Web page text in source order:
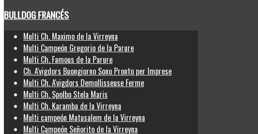
BULLDOG FRANCÉS
Multi Ch. Maximo de la Virreyna
Multi Campeón Gregorio de la Parure
Multi Ch. Famous de la Parure
Ch. A'vigdors Buongiorno Sono Pronto per Imprese
Multi Ch. A'vigdors Demollisseuse Ferme
Multi Ch. Spolbo Stela Maris
Multi Ch. Karamba de la Virreyna
Multi campeón Matusalem de la Virreyna
Multi Campeón Señorito de la Virreyna